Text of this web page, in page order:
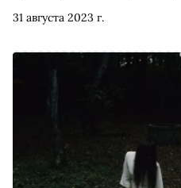
31 августа 2023 г.